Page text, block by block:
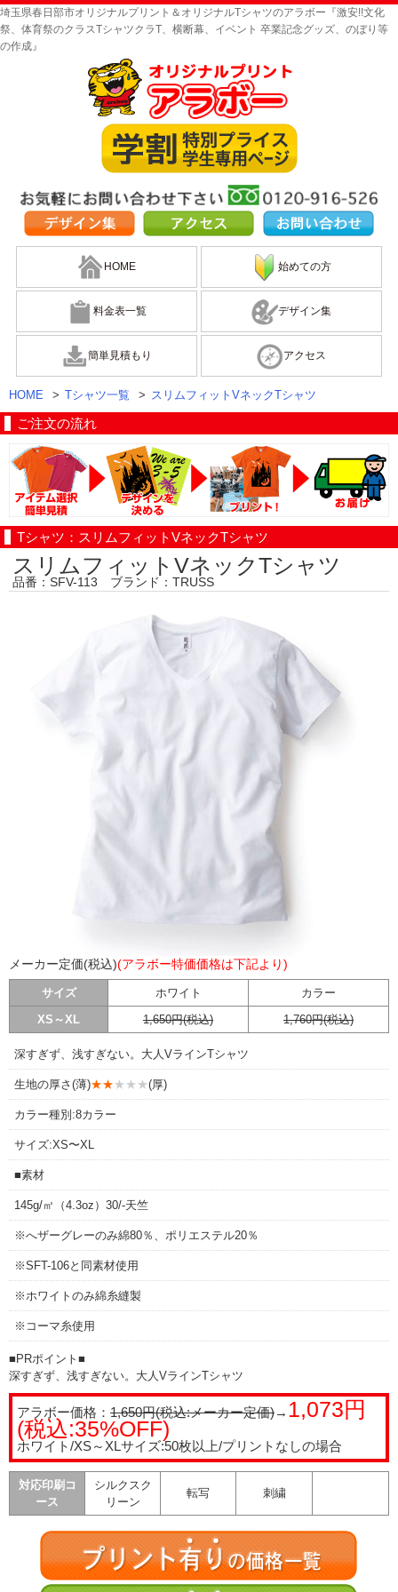
埼玉県春日部市オリジナルプリント＆オリジナルTシャツのアラボー『激安!!文化
祭、体育祭のクラスTシャツクラT、横断幕、イベント 卒業記念グッズ、のぼり等
の作成』
HOME 始めての方
料金表一覧 デザイン集
簡単見積もり アクセス
HOME > Tシャツ一覧 > スリムフィットVネックTシャツ
ご注文の流れ
Tシャツ：スリムフィットVネックTシャツ
スリムフィットVネックTシャツ
品番：SFV-113 ブランド：TRUSS
メーカー定価(税込)(アラボー特価価格は下記より)
サイズ ホワイト
カラー
XS～XL
1,650円(税込) 1,760円(税込)
深すぎず、浅すぎない。大人VラインTシャツ
生地の厚さ(薄)★★★★★(厚)
カラー種別:8カラー
サイズ:XS〜XL
■素材
145g/㎡（4.3oz）30/-天竺
※へザーグレーのみ綿80％、ポリエステル20％
※SFT-106と同素材使用
※ホワイトのみ綿糸縫製
※コーマ糸使用
■PRポイント■
深すぎず、浅すぎない。大人VラインTシャツ
アラボー価格： 1,650円(税込:メーカー定価)→ 1,073円
(税込:35%OFF)
ホワイト/XS～XLサイズ:50枚以上/プリントなしの場合
対応印刷コ
ース
シルクスク
リーン
転写 刺繍